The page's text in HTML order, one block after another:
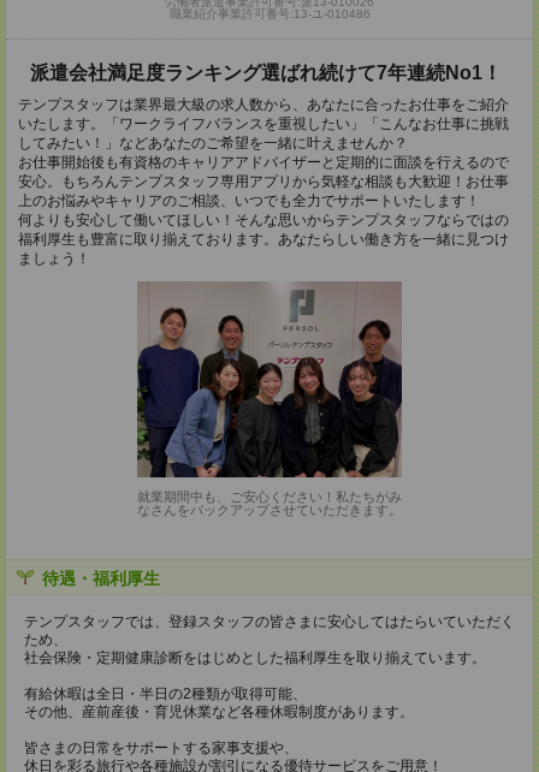
職業紹介事業許可番号:13-ユ-010486
派遣会社満足度ランキング選ばれ続けて7年連続No1！
テンプスタッフは業界最大級の求人数から、あなたに合ったお仕事をご紹介
いたします。「ワークライフバランスを重視したい」「こんなお仕事に挑戦
してみたい！」などあなたのご希望を一緒に叶えませんか？
お仕事開始後も有資格のキャリアアドバイザーと定期的に面談を行えるので
安心。もちろんテンプスタッフ専用アプリから気軽な相談も大歓迎！お仕事
上のお悩みやキャリアのご相談、いつでも全力でサポートいたします！
何よりも安心して働いてほしい！そんな思いからテンプスタッフならではの
福利厚生も豊富に取り揃えております。あなたらしい働き方を一緒に見つけ
ましょう！
就業期間中も、ご安心ください！私たちがみ
なさんをバックアップさせていただきます。
待遇・福利厚生
テンプスタッフでは、登録スタッフの皆さまに安心してはたらいていただく
ため、
社会保険・定期健康診断をはじめとした福利厚生を取り揃えています。
有給休暇は全日・半日の2種類が取得可能、
その他、産前産後・育児休業など各種休暇制度があります。
皆さまの日常をサポートする家事支援や、
休日を彩る旅行や各種施設が割引になる優待サービスをご用意！